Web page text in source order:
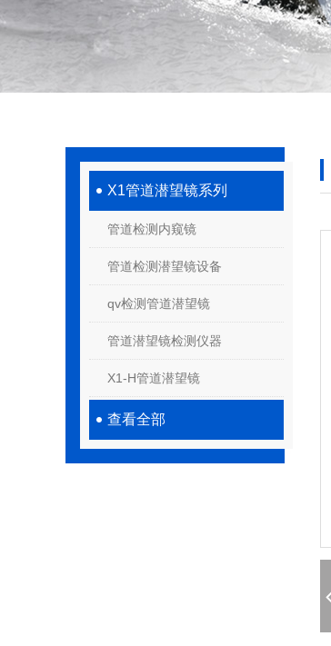
X1管道潜望镜系列
管道检测内窥镜
管道检测潜望镜设备
qv检测管道潜望镜
管道潜望镜检测仪器
X1-H管道潜望镜
查看全部